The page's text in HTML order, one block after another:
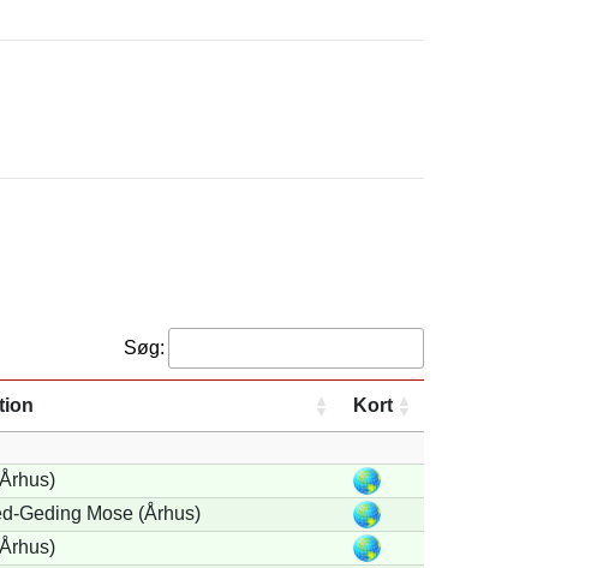
Søg:
Kort
Geding Mose (Århus)